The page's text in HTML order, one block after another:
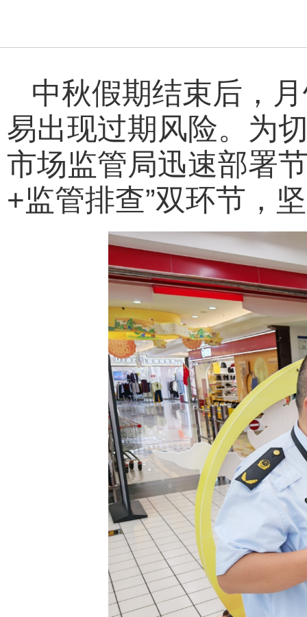
中秋假期结束后，
易出现过期风险。为
市场监管局迅速部署
+监管排查”双环节，